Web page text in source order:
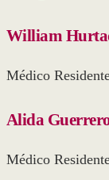
William
Médico
Alida
Médico